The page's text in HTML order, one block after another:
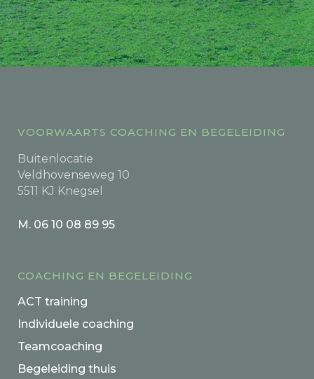
VOORWAARTS COACHING EN BEGELEIDING
Buitenlocatie
Veldhovenseweg 10
5511 KJ Knegsel
M. 06 10 08 89 95
COACHING EN BEGELEIDING
ACT training
Individuele coaching
Teamcoaching
Begeleiding thuis